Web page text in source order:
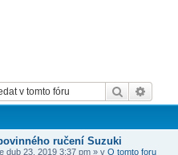
Hledat
ručení Suzuki
dub 23, 2019 3:37 pm » v O tomto foru